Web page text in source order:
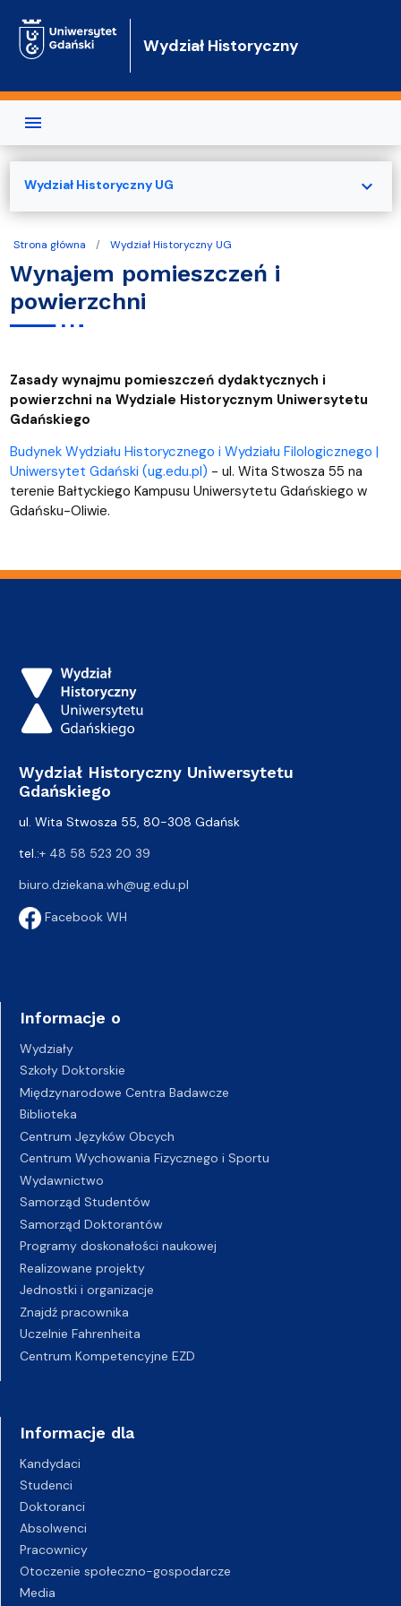
Wydział Historyczny
Strona główna Wydział Historyczny UG
Wynajem pomieszczeń i
powierzchni
Zasady wynajmu pomieszczeń dydaktycznych i
powierzchni na Wydziale Historycznym Uniwersytetu
Gdańskiego
Budynek Wydziału Historycznego i Wydziału Filologicznego |
Uniwersytet Gdański (ug.edu.pl) - ul. Wita Stwosza 55 na
terenie Bałtyckiego Kampusu Uniwersytetu Gdańskiego w
Gdańsku-Oliwie.
Wydział Historyczny UG expand_more
Wydział Historyczny Uniwersytetu
Gdańskiego
ul. Wita Stwosza 55, 80-308 Gdańsk
tel.:+ 48 58 523 20 39
biuro.dziekana.wh@ug.edu.pl
Facebook WH
Informacje o
Wydziały
Szkoły Doktorskie
Międzynarodowe Centra Badawcze
Biblioteka
Centrum Języków Obcych
Centrum Wychowania Fizycznego i Sportu
Wydawnictwo
Samorząd Studentów
Samorząd Doktorantów
Programy doskonałości naukowej
Realizowane projekty
Jednostki i organizacje
Znajdź pracownika
Uczelnie Fahrenheita
Centrum Kompetencyjne EZD
Informacje dla
Kandydaci
Studenci
Doktoranci
Absolwenci
Pracownicy
Otoczenie społeczno-gospodarcze
Media